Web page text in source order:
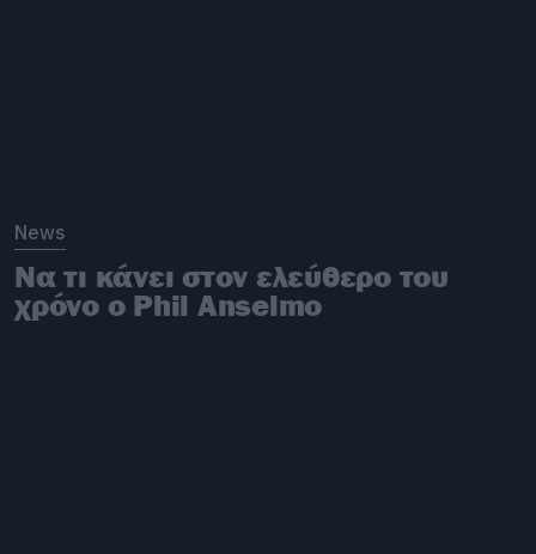
News
Να τι κάνει στον ελεύθερο του
χρόνο ο Phil Anselmo